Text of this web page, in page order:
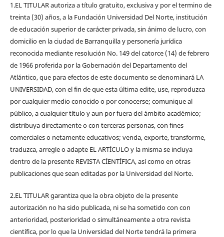
1.EL TITULAR autoriza a título gratuito, exclusiva y por el termino de
treinta (30) años, a la Fundación Universidad Del Norte, institución
de educación superior de carácter privada, sin ánimo de lucro, con
domicilio en la ciudad de Barranquilla y personería jurídica
reconocida mediante resolución No. 149 del catorce (14) de febrero
de 1966 proferida por la Gobernación del Departamento del
Atlántico, que para efectos de este documento se denominará LA
UNIVERSIDAD, con el fin de que esta última edite, use, reproduzca
por cualquier medio conocido o por conocerse; comunique al
público, a cualquier título y aun por fuera del ámbito académico;
distribuya directamente o con terceras personas, con fines
comerciales o netamente educativos; venda, exporte, transforme,
traduzca, arregle o adapte EL ARTÍCULO y la misma se incluya
dentro de la presente REVISTA CÍENTÍFICA, así como en otras
publicaciones que sean editadas por la Universidad del Norte.
2.EL TITULAR garantiza que la obra objeto de la presente
autorización no ha sido publicada, ni se ha sometido con con
anterioridad, posterioridad o simultáneamente a otra revista
científica, por lo que la Universidad del Norte tendrá la primera